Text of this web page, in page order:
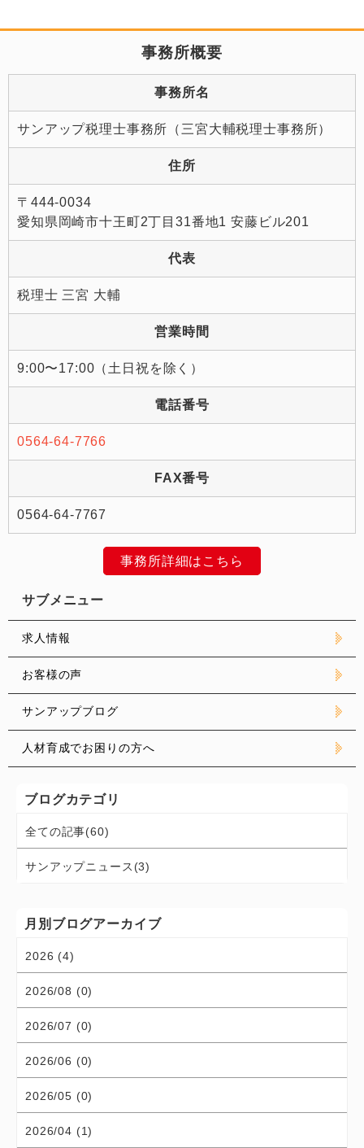
事務所概要
事務所名
サンアップ税理士事務所（三宮大輔税理士事務所）
住所
〒444-0034
愛知県岡崎市十王町2丁目31番地1 安藤ビル201
代表
税理士 三宮 大輔
営業時間
9:00〜17:00（土日祝を除く）
電話番号
0564-64-7766
FAX番号
0564-64-7767
事務所詳細はこちら
サブメニュー
求人情報
お客様の声
サンアップブログ
人材育成でお困りの方へ
ブログカテゴリ
全ての記事(60)
サンアップニュース(3)
月別ブログアーカイブ
2026 (4)
2026/08 (0)
2026/07 (0)
2026/06 (0)
2026/05 (0)
2026/04 (1)